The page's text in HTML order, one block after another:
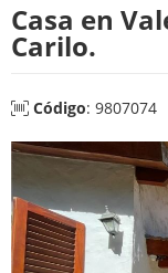
Casa en
Carilo.
Código: 9807074